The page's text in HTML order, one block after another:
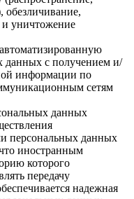
обезличивание,
и уничтожение
данных с получением и/
информации по
сетям
данных
персональных данных
иностранным
которого
передачу
надежная